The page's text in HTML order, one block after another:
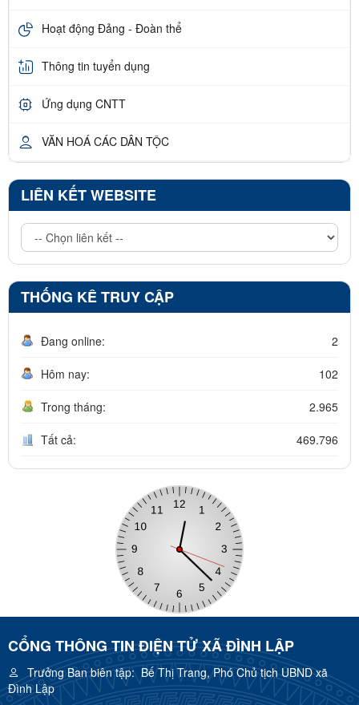
Hoạt động Đảng - Đoàn thể
Thông tin tuyển dụng
Ứng dụng CNTT
VĂN HOÁ CÁC DÂN TỘC
LIÊN KẾT WEBSITE
THỐNG KÊ TRUY CẬP
Đang online: 2
Hôm nay: 102
Trong tháng: 2.965
Tất cả: 469.796
CỔNG THÔNG TIN ĐIỆN TỬ XÃ ĐÌNH LẬP
Trưởng Ban biên tập:Bế Thị Trang, Phó Chủ tịch UBND xã
Đình Lập